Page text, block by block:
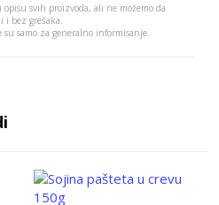
svih proizvoda, ali ne možemo da
i bez grešaka.
samo za generalno informisanje.